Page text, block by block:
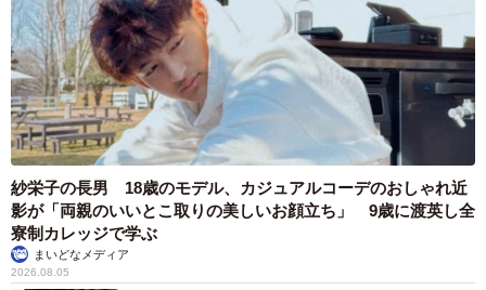
紗栄子の長男 18歳のモデル、カジュアルコーデのおしゃれ近
影が「両親のいいとこ取りの美しいお顔立ち」 9歳に渡英し全
寮制カレッジで学ぶ
まいどなメディア
2026.08.05